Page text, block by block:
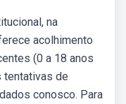
na
acolhimento
(0 a 18 anos
tentativas de
conosco. Para